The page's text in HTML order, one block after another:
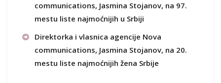
communications, Jasmina Stojanov, na 97.
mestu liste najmoćnijih u Srbiji
Direktorka i vlasnica agencije Nova
communications, Jasmina Stojanov, na 20.
mestu liste najmoćnijih žena Srbije